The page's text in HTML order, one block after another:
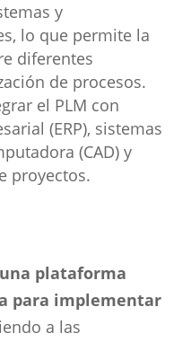
y
lo que permite la
diferentes
de procesos.
el PLM con
(ERP), sistemas
(CAD) y
proyectos.
plataforma
para implementar
a las